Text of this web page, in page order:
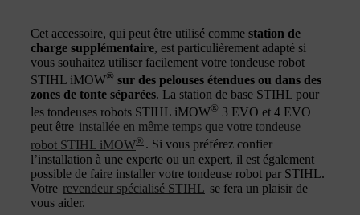
Cet accessoire, qui peut être utilisé comme station de
charge supplémentaire, est particulièrement adapté si
vous souhaitez utiliser facilement votre tondeuse robot
STIHL iMOW® sur des pelouses étendues ou dans des
zones de tonte séparées. La station de base STIHL pour
les tondeuses robots STIHL iMOW® 3 EVO et 4 EVO
peut être installée en même temps que votre tondeuse
robot STIHL iMOW® . Si vous préférez confier
l’installation à une experte ou un expert, il est également
possible de faire installer votre tondeuse robot par STIHL.
Votre revendeur spécialisé STIHL se fera un plaisir de
vous aider.